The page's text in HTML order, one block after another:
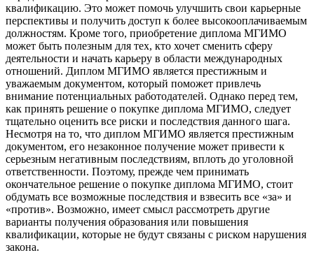
квалификацию. Это может помочь улучшить свои карьерные
перспективы и получить доступ к более высокооплачиваемым
должностям. Кроме того, приобретение диплома МГИМО
может быть полезным для тех, кто хочет сменить сферу
деятельности и начать карьеру в области международных
отношений. Диплом МГИМО является престижным и
уважаемым документом, который поможет привлечь
внимание потенциальных работодателей. Однако перед тем,
как принять решение о покупке диплома МГИМО, следует
тщательно оценить все риски и последствия данного шага.
Несмотря на то, что диплом МГИМО является престижным
документом, его незаконное получение может привести к
серьезным негативным последствиям, вплоть до уголовной
ответственности. Поэтому, прежде чем принимать
окончательное решение о покупке диплома МГИМО, стоит
обдумать все возможные последствия и взвесить все «за» и
«против». Возможно, имеет смысл рассмотреть другие
варианты получения образования или повышения
квалификации, которые не будут связаны с риском нарушения
закона.